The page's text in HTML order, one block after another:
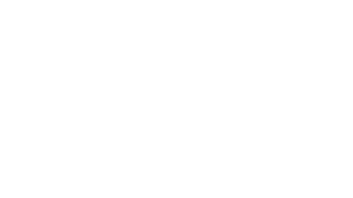
: 4,95 sur 5